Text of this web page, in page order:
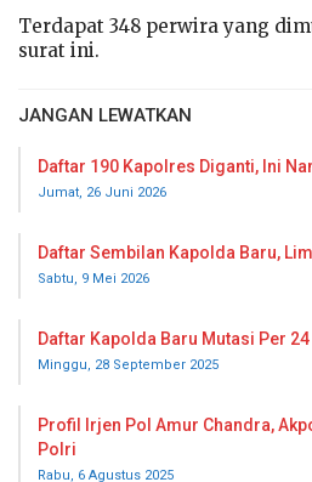
Terdapat 348 perwira yang
surat ini.
JANGAN LEWATKAN
Daftar 190 Kapolres Diganti, Ini
Jumat, 26 Juni 2026
Daftar Sembilan Kapolda Baru,
Sabtu, 9 Mei 2026
Daftar Kapolda Baru Mutasi Per
Minggu, 28 September 2025
Profil Irjen Pol Amur Chandra,
Polri
Rabu, 6 Agustus 2025